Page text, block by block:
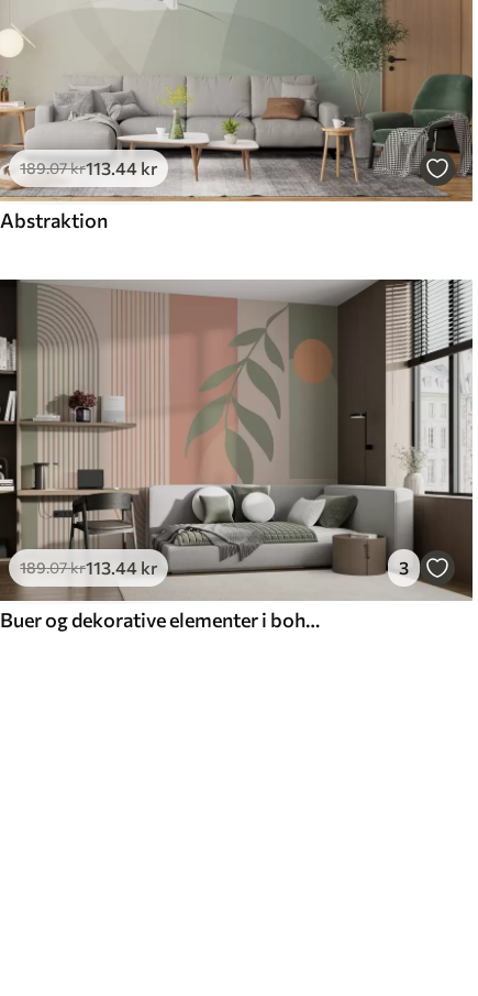
189.07kr113.44 kr
Abstraktion
189.07kr113 .44 kr 3
Buer og dekorative elementer i boho-stil